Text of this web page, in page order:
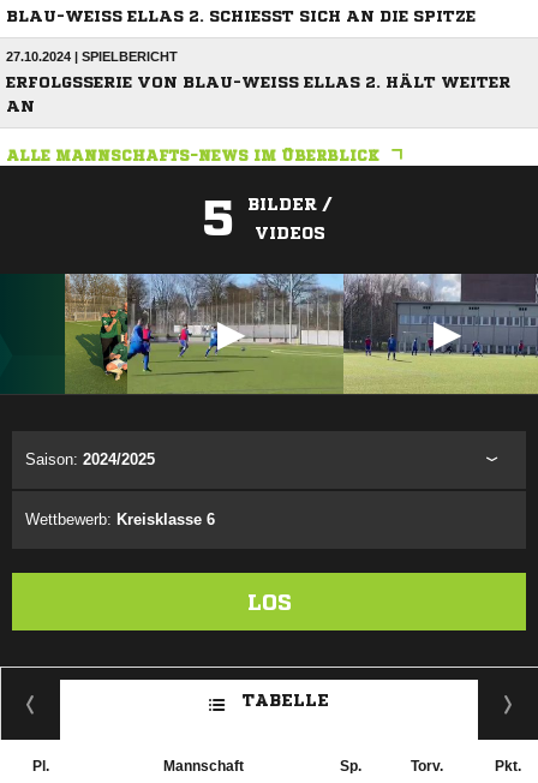
BLAU-WEISS ELLAS 2. SCHIESST SICH AN DIE SPITZE
27.10.2024 | SPIELBERICHT
ERFOLGSSERIE VON BLAU-WEISS ELLAS 2. HÄLT WEITER
AN
ALLE MANNSCHAFTS-NEWS IM ÜBERBLICK
5
BILDER /
VIDEOS
Saison: 2024/2025
Wettbewerb: Kreisklasse 6
LOS
TABELLE
Pl. Mannschaft Sp. Torv. Pkt.